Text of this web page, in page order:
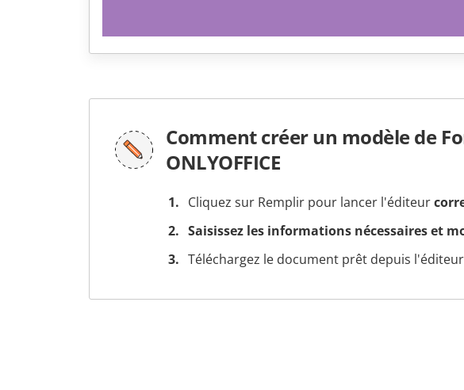
Comment créer un modèle de
ONLYOFFICE
Cliquez sur Remplir pour lancer l'éditeur
Saisissez les informations nécessaires et
Téléchargez le document prêt depuis